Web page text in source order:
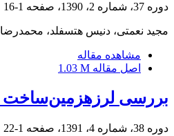
دوره 37، شماره 2، 1390، صفحه 1-16
مجید نعمتی، دنیس هتسفلد،
مشاهده مقاله
اصل مقاله 1.03 M
بررسی‏ لرزه‏زمین‌ساخت
دوره 38، شماره 4، 1391، صفحه 1-22